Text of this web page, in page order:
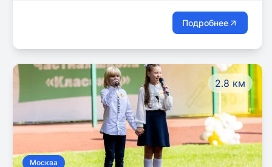
Подробнее
2.8 км
Москва